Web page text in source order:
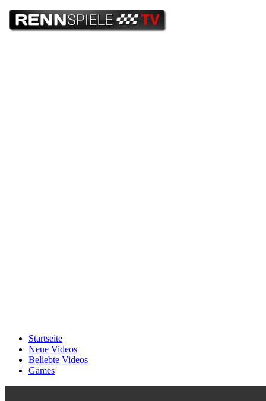
Startseite
Neue Videos
Beliebte Videos
Games